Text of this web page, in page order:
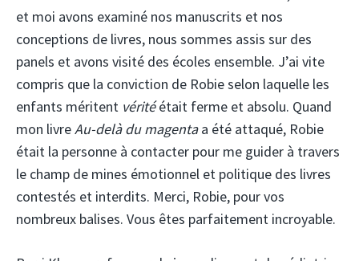
et moi avons examiné nos manuscrits et nos
conceptions de livres, nous sommes assis sur des
panels et avons visité des écoles ensemble. J’ai vite
compris que la conviction de Robie selon laquelle les
enfants méritent véritéétait ferme et absolu. Quand
mon livreAu-delà du magentaa été attaqué, Robie
était la personne à contacter pour me guider à travers
le champ de mines émotionnel et politique des livres
contestés et interdits. Merci, Robie, pour vos
nombreux balises. Vous êtes parfaitement incroyable.